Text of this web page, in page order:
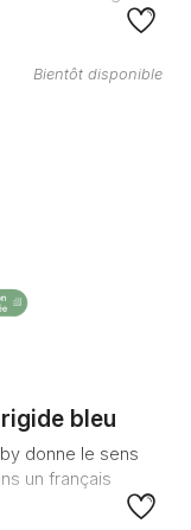
Bientôt disponible
bleu
donne le sens
un français